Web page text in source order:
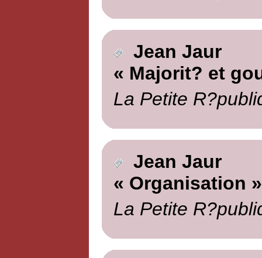
Jean Jaur
« Majorit? et
La Petite
Jean Jaur
« Organisation »
La Petite